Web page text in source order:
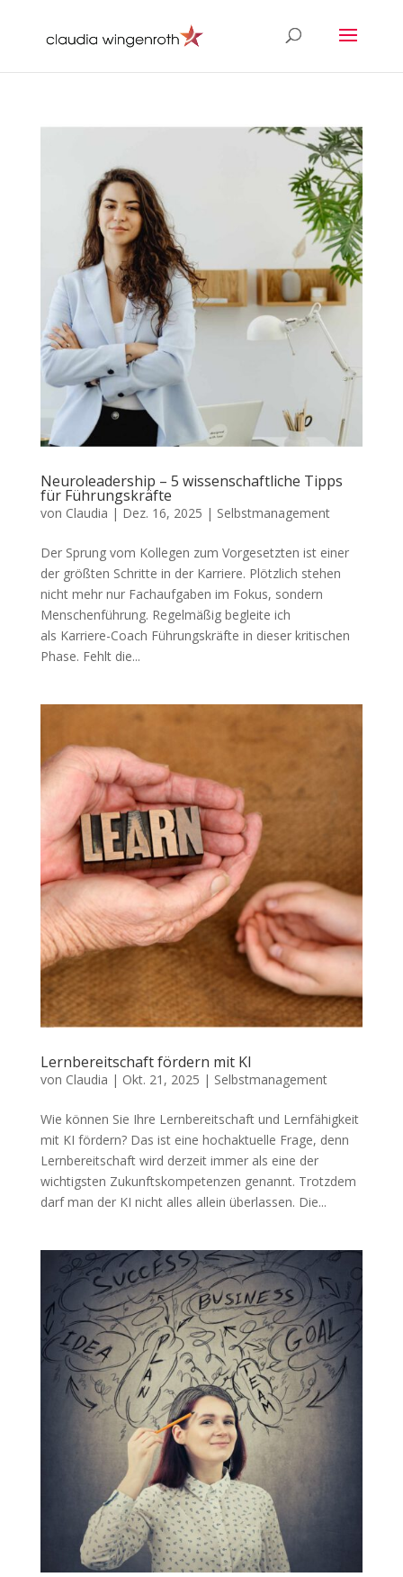
Neuroleadership – 5 wissenschaftliche Tipps
für Führungskräfte
von Claudia | Dez. 16, 2025 | Selbstmanagement
Der Sprung vom Kollegen zum Vorgesetzten ist einer
der größten Schritte in der Karriere. Plötzlich stehen
nicht mehr nur Fachaufgaben im Fokus, sondern
Menschenführung. Regelmäßig begleite ich
als Karriere-Coach Führungskräfte in dieser kritischen
Phase. Fehlt die...
Lernbereitschaft fördern mit KI
von Claudia | Okt. 21, 2025 | Selbstmanagement
Wie können Sie Ihre Lernbereitschaft und Lernfähigkeit
mit KI fördern? Das ist eine hochaktuelle Frage, denn
Lernbereitschaft wird derzeit immer als eine der
wichtigsten Zukunftskompetenzen genannt. Trotzdem
darf man der KI nicht alles allein überlassen. Die...